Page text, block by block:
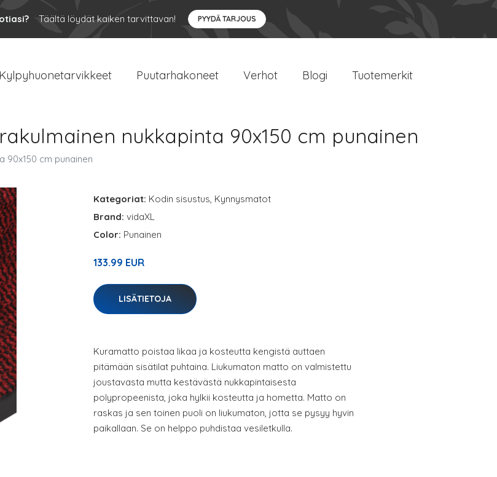
Täältä löydät kaiken tarvittavan! PYYDÄ TARJOUS
Kylpyhuonetarvikkeet Puutarhakoneet Verhot Blogi Tuotemerkit
nukkapinta 90x150 cm punainen
90x150 cm punainen
Kategoriat: Kodin sisustus, Kynnysmatot
Brand: vidaXL
Color: Punainen
133.99 EUR
LISÄTIETOJA
Kuramatto poistaa likaa ja kosteutta kengistä auttaen
pitämään sisätilat puhtaina. Liukumaton matto on valmistettu
joustavasta mutta kestävästä nukkapintaisesta
polypropeenista, joka hylkii kosteutta ja hometta. Matto on
raskas ja sen toinen puoli on liukumaton, jotta se pysyy hyvin
paikallaan. Se on helppo puhdistaa vesiletkulla.